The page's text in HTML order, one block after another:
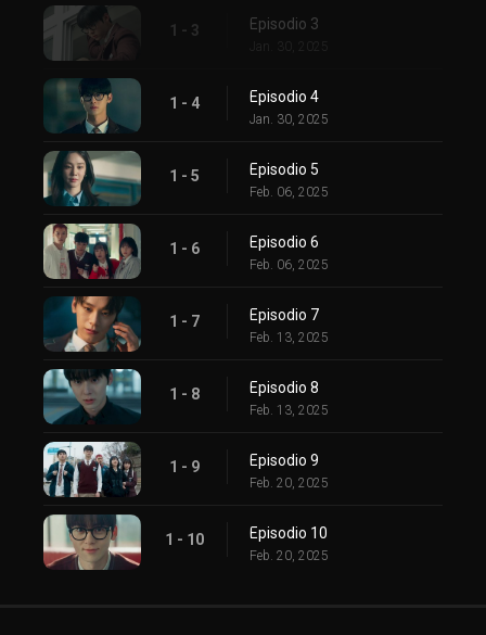
1 - 3 Episodio 3
Jan. 30, 2025
1 - 4 Episodio 4
Jan. 30, 2025
1 - 5 Episodio 5
Feb. 06, 2025
1 - 6 Episodio 6
Feb. 06, 2025
1 - 7 Episodio 7
Feb. 13, 2025
1 - 8 Episodio 8
Feb. 13, 2025
1 - 9 Episodio 9
Feb. 20, 2025
1 - 10 Episodio 10
Feb. 20, 2025